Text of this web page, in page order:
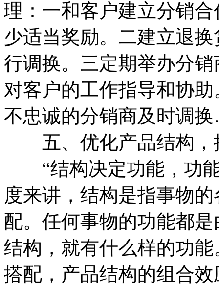
理：一和客户建立分销
少适当奖励。二建立退
行调换。三定期举办分
对客户的工作指导和协
不忠诚的分销商及时调
五、优化产品结构，
“结构决定功能，功能
度来讲，结构是指事物
配。任何事物的功能都
结构，就有什么样的功
搭配，产品结构的组合